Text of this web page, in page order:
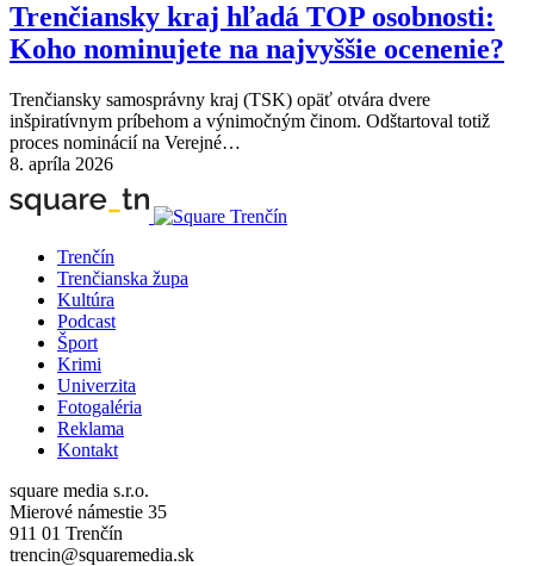
Trenčiansky kraj hľadá TOP osobnosti:
Koho nominujete na najvyššie ocenenie?
Trenčiansky samosprávny kraj (TSK) opäť otvára dvere
inšpiratívnym príbehom a výnimočným činom. Odštartoval totiž
proces nominácií na Verejné…
8. apríla 2026
Trenčín
Trenčianska župa
Kultúra
Podcast
Šport
Krimi
Univerzita
Fotogaléria
Reklama
Kontakt
square media s.r.o.
Mierové námestie 35
911 01 Trenčín
trencin@squaremedia.sk